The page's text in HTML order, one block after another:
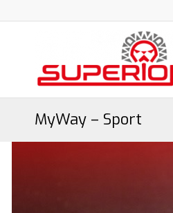
MyWay – Sport